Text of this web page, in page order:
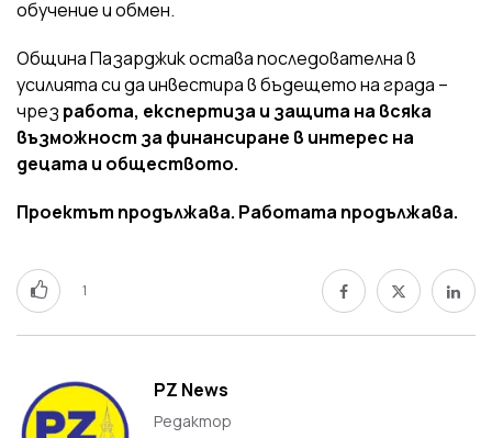
обучение и обмен.
Община Пазарджик остава последователна в
усилията си да инвестира в бъдещето на града –
чрез работа, експертиза и защита на всяка
възможност за финансиране в интерес на
децата и обществото.
Проектът продължава. Работата продължава.
1
PZ News
Редактор